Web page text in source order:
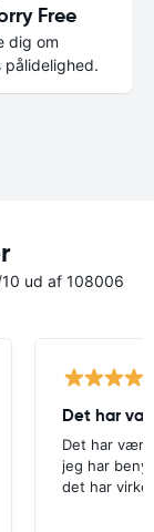
Free
dig om
pålidelighed.
ud af 108006
Det har
Det har
jeg har
det har